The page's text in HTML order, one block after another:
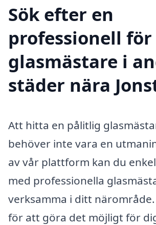
Sök efter en
professionell för
glasmästare i
städer nära
Att hitta en pålitlig
behöver inte vara en
av vår plattform kan du
med professionella
verksamma i ditt
för att göra det möjligt för